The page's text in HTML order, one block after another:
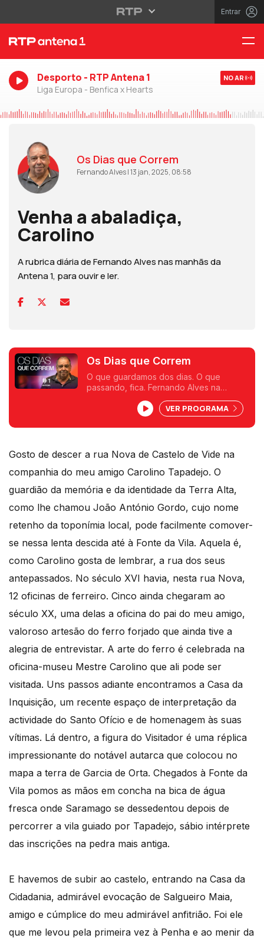
Entrar
Desporto - RTP Antena 1
Liga Europa - Benfica x Hearts
NO AR
Os Dias que Correm
Fernando Alves | 13 jan, 2025, 08:58
Venha a abaladiça,
Carolino
A rubrica diária de Fernando Alves nas manhãs da
Antena 1, para ouvir e ler.
Os Dias que Correm
O que guardamos dos dias. O que
passando, fica. Fernando Alves na
VER PROGRAMA
Gosto de descer a rua Nova de Castelo de Vide na
companhia do meu amigo Carolino Tapadejo. O
guardião da memória e da identidade da Terra Alta,
como lhe chamou João António Gordo, cujo nome
retenho da toponímia local, pode facilmente comover-
se nessa lenta descida até à Fonte da Vila. Aquela é,
como Carolino gosta de lembrar, a rua dos seus
antepassados. No século XVI havia, nesta rua Nova,
12 oficinas de ferreiro. Cinco ainda chegaram ao
século XX, uma delas a oficina do pai do meu amigo,
valoroso artesão do ferro forjado que ainda tive a
alegria de entrevistar. A arte do ferro é celebrada na
oficina-museu Mestre Carolino que ali pode ser
visitada. Uns passos adiante encontramos a Casa da
Inquisição, um recente espaço de interpretação da
actividade do Santo Ofício e de homenagem às suas
vítimas. Lá dentro, a figura do Visitador é uma réplica
impressionante do notável autarca que colocou no
mapa a terra de Garcia de Orta. Chegados à Fonte da
Vila pomos as mãos em concha na bica de água
fresca onde Saramago se dessedentou depois de
percorrer a vila guiado por Tapadejo, sábio intérprete
das inscrições na pedra mais antiga.
E havemos de subir ao castelo, entrando na Casa da
Cidadania, admirável evocação de Salgueiro Maia,
amigo e cúmplice do meu admirável anfitrião. Foi ele
que me levou pela primeira vez à Penha e ao menir da